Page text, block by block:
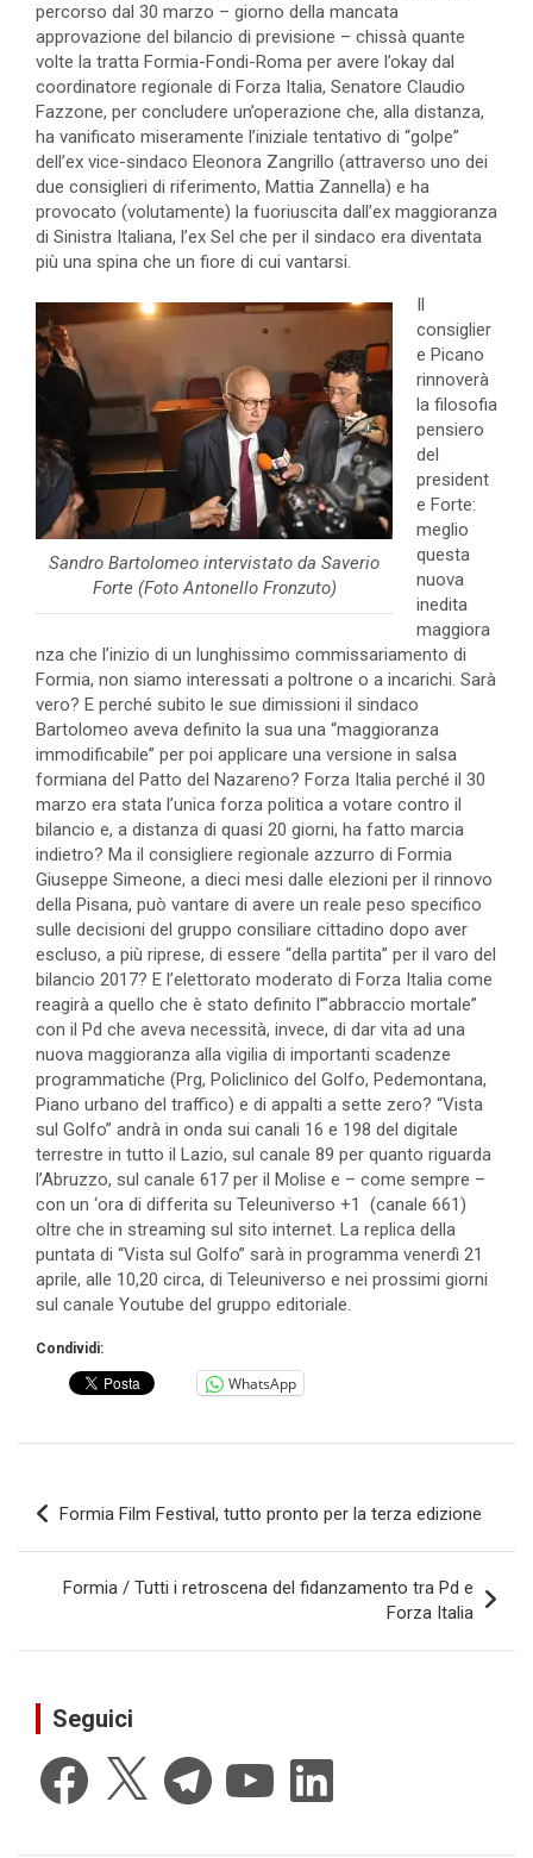
percorso dal 30 marzo – giorno della mancata
approvazione del bilancio di previsione – chissà quante
volte la tratta Formia-Fondi-Roma per avere l’okay dal
coordinatore regionale di Forza Italia, Senatore Claudio
Fazzone, per concludere un’operazione che, alla distanza,
ha vanificato miseramente l’iniziale tentativo di “golpe”
dell’ex vice-sindaco Eleonora Zangrillo (attraverso uno dei
due consiglieri di riferimento, Mattia Zannella) e ha
provocato (volutamente) la fuoriuscita dall’ex maggioranza
di Sinistra Italiana, l’ex Sel che per il sindaco era diventata
più una spina che un fiore di cui vantarsi.
Sandro Bartolomeo intervistato da Saverio
Forte (Foto Antonello Fronzuto)
Il
consiglier
e Picano
rinnoverà
la filosofia
pensiero
del
president
e Forte:
meglio
questa
nuova
inedita
maggiora
nza che l’inizio di un lunghissimo commissariamento di
Formia, non siamo interessati a poltrone o a incarichi. Sarà
vero? E perché subito le sue dimissioni il sindaco
Bartolomeo aveva definito la sua una “maggioranza
immodificabile” per poi applicare una versione in salsa
formiana del Patto del Nazareno? Forza Italia perché il 30
marzo era stata l’unica forza politica a votare contro il
bilancio e, a distanza di quasi 20 giorni, ha fatto marcia
indietro? Ma il consigliere regionale azzurro di Formia
Giuseppe Simeone, a dieci mesi dalle elezioni per il rinnovo
della Pisana, può vantare di avere un reale peso specifico
sulle decisioni del gruppo consiliare cittadino dopo aver
escluso, a più riprese, di essere “della partita” per il varo del
bilancio 2017? E l’elettorato moderato di Forza Italia come
reagirà a quello che è stato definito l’”abbraccio mortale”
con il Pd che aveva necessità, invece, di dar vita ad una
nuova maggioranza alla vigilia di importanti scadenze
programmatiche (Prg, Policlinico del Golfo, Pedemontana,
Piano urbano del traffico) e di appalti a sette zero? “Vista
sul Golfo” andrà in onda sui canali 16 e 198 del digitale
terrestre in tutto il Lazio, sul canale 89 per quanto riguarda
l’Abruzzo, sul canale 617 per il Molise e – come sempre –
con un ‘ora di differita su Teleuniverso +1 (canale 661)
oltre che in streaming sul sito internet. La replica della
puntata di “Vista sul Golfo” sarà in programma venerdì 21
aprile, alle 10,20 circa, di Teleuniverso e nei prossimi giorni
sul canale Youtube del gruppo editoriale.
Condividi:
WhatsApp
Navigazione
articoli
Formia Film Festival, tutto pronto per la terza edizione
Formia / Tutti i retroscena del fidanzamento tra Pd e
Forza Italia
Seguici
Facebook Telegram YouTube LinkedIn